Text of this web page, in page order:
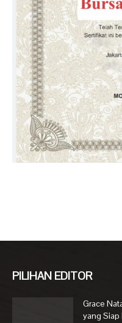
PILIHAN EDITOR
Grace
yang Siap